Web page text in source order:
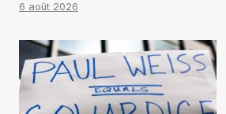
6 août 2026